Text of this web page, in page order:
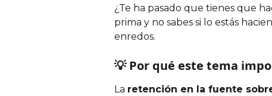
¿Te ha pasado que tienes que
prima y no sabes si lo estás
enredos.
💡 Por qué este tema
La retención en la fuente